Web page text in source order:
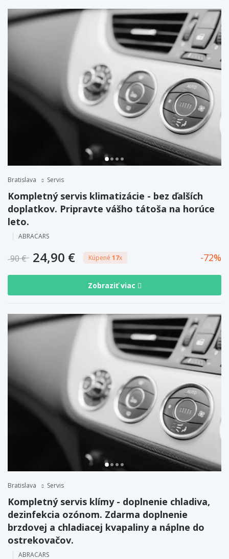
Bratislava Servis
Kompletný servis klimatizácie - bez ďalších
doplatkov. Pripravte vášho tátoša na horúce
leto.
ABRACARS
90 € 24,90 € Kúpené 17x 72
Zobraziť viac
Bratislava Servis
Kompletný servis klímy - doplnenie chladiva,
dezinfekcia ozónom. Zdarma doplnenie
brzdovej a chladiacej kvapaliny a náplne do
ostrekovačov.
ABRACARS